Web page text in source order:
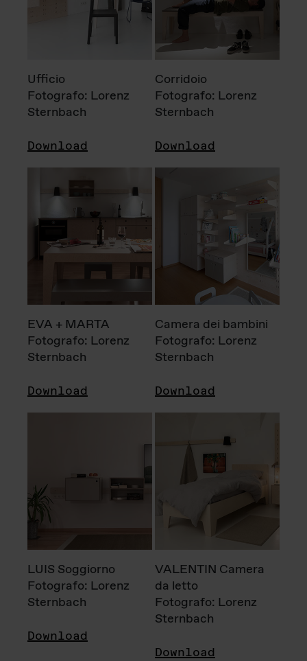
Ufficio
Fotografo: Lorenz
Sternbach
Download
Corridoio
Fotografo: Lorenz
Sternbach
Download
EVA + MARTA
Fotografo: Lorenz
Sternbach
Download
Camera dei bambini
Fotografo: Lorenz
Sternbach
Download
LUIS Soggiorno
Fotografo: Lorenz
Sternbach
Download
VALENTIN Camera
da letto
Fotografo: Lorenz
Sternbach
Download